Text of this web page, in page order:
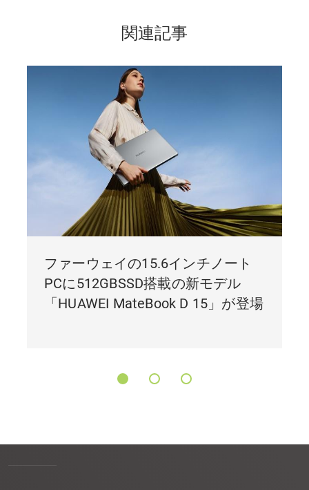
関連記事
ファーウェイの15.6インチノート
PCに512GBSSD搭載の新モデル
「HUAWEI MateBook D 15」が登場